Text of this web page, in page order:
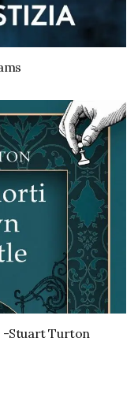
-Stuart Turton